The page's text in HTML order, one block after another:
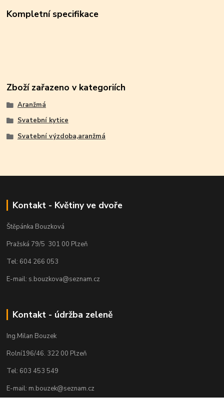
Kompletní specifikace
Zboží zařazeno v kategoriích
Aranžmá
Svatební kytice
Svatební výzdoba,aranžmá
Kontakt - Květiny ve dvoře
Štěpánka Bouzková
Pražská 79/5 301 00 Plzeň
Tel: 604 266 053
E-mail: s.bouzkova@seznam.cz
Kontakt - údržba zeleně
Ing.Milan Bouzek
Rolní196/46. 322 00 Plzeň
Tel: 603 453 549
E-mail: m.bouzek@seznam.cz